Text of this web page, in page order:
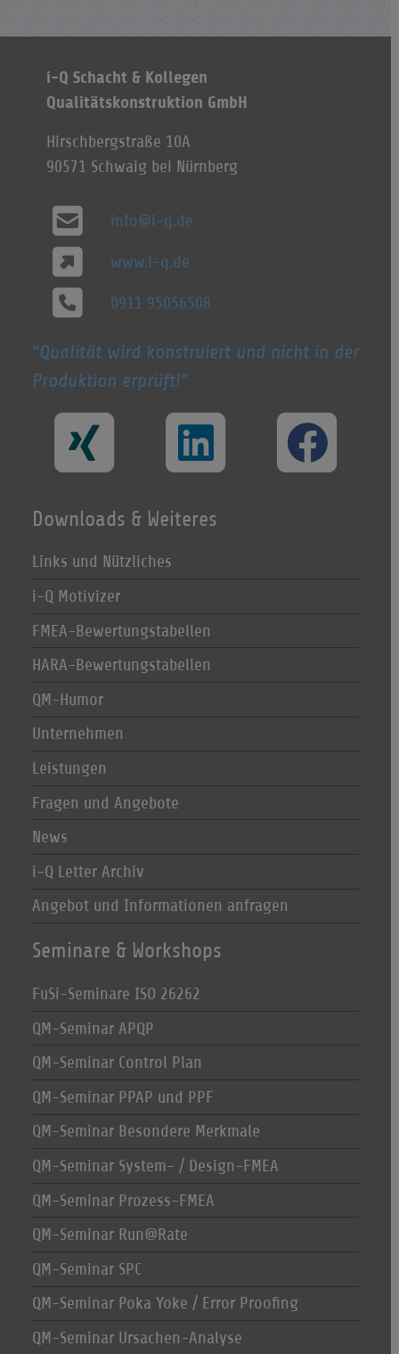
i-Q Schacht & Kollegen
Qualitätskonstruktion GmbH
Hirschbergstraße 10A
90571 Schwaig bei Nürnberg
info@i-q.de
www.i-q.de
0911 95056508
Qualität wird konstruiert und nicht in der
Produktion erprüft!
Downloads & Weiteres
Links und Nützliches
i-Q Motivizer
FMEA-Bewertungstabellen
HARA-Bewertungstabellen
QM-Humor
Unternehmen
Leistungen
Fragen und Angebote
News
i-Q Letter Archiv
Angebot und Informationen anfragen
Seminare & Workshops
FuSi-Seminare ISO 26262
QM-Seminar APQP
QM-Seminar Control Plan
QM-Seminar PPAP und PPF
QM-Seminar Besondere Merkmale
QM-Seminar System- / Design-FMEA
QM-Seminar Prozess-FMEA
QM-Seminar Run@Rate
QM-Seminar SPC
QM-Seminar Poka Yoke / Error Proofing
QM-Seminar Ursachen-Analyse